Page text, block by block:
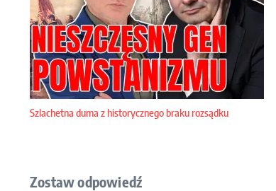
Szlachetna duma z historycznego braku rozsądku
Zostaw odpowiedź